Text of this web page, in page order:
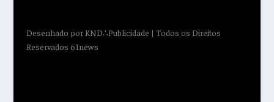
Desenhado porKND∴Publicidade | Todos os Direitos
Reservados 61news